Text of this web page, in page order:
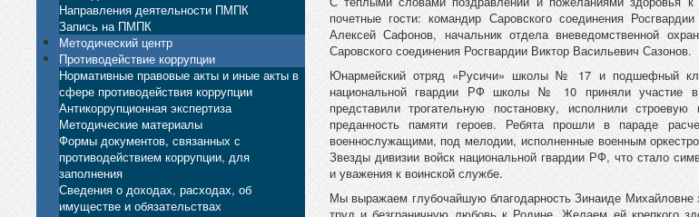
Направления деятельности ПМПК
Запись на ПМПК
Методический центр
Противодействие коррупции
Нормативные правовые акты и иные акты в
сфере противодействия коррупции
Антикоррупционная экспертиза
Методические материалы
Формы документов, связанных с
противодействием коррупции, для
заполнения
Сведения о доходах, расходах, об
имуществе и обязательствах
почетные гости: командир Саровского соединения
Алексей Сафонов, начальник отдела вневедомственной
Саровского соединения Росгвардии Виктор Васильевич Сазонов.
Юнармейский отряд «Русичи» школы № 17 и подшефный
национальной гвардии РФ школы № 10 приняли участие
представили трогательную постановку, исполнили
преданность памяти героев. Ребята прошли в параде
военнослужащими, под мелодии, исполненные военным
Звезды дивизии войск национальной гвардии РФ, что стало
и уважения к воинской службе.
Мы выражаем глубочайшую благодарность Зинаиде Михайловне